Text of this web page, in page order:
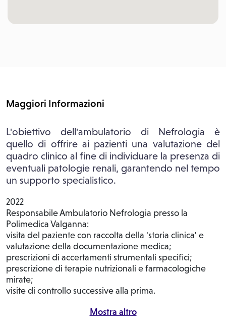
Maggiori Informazioni
L'obiettivo dell'ambulatorio di Nefrologia è
quello di offrire ai pazienti una valutazione del
quadro clinico al fine di individuare la presenza di
eventuali patologie renali, garantendo nel tempo
un supporto specialistico.
2022
Responsabile Ambulatorio Nefrologia presso la
Polimedica Valganna:
visita del paziente con raccolta della 'storia clinica' e
valutazione della documentazione medica;
prescrizioni di accertamenti strumentali specifici;
prescrizione di terapie nutrizionali e farmacologiche
mirate;
visite di controllo successive alla prima.
Mostra altro